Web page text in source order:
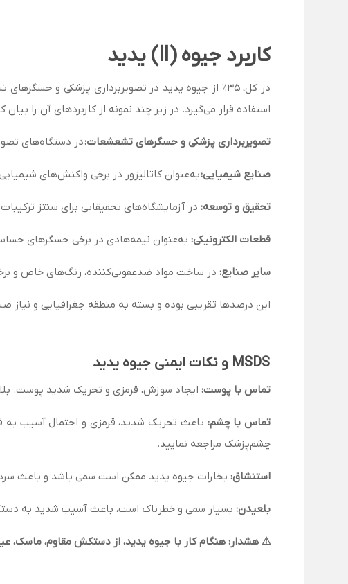
کاربرد جیوه(ll) یدید
استفاده قرار می‌گیرد. در زیر چند نمونه از کاربردهای آن را بیان
تصویربرداری پزشکی و حسگرهای تشعشعات:در دستگاه‌های
صنایع شیمیایی:به‌عنوان کاتالیزور در برخی واکنش‌های
تحقیق و توسعه: در آزمایشگاه‌های تحقیقاتی برای سنتز
قطعات الکترونیکی: به‌عنوان نیمه‌هادی در برخی حسگرهای
سایر صنایع: در ساخت مواد ضدعفونی‌کننده، رنگ‌های خاص و
این درصدها تقریبی بوده و بسته به منطقه جغرافیایی و نیاز
تماس با پوست: ایجاد سوزش، قرمزی و تحریک شدید پوست.
تماس با چشم:
چشم‌پزشک مراجعه نمایید.
استنشاق: بخارات جیوه یدید ممکن است سمی باشد و باعث
بلعیدن: بسیار سمی و خطرناک است، باعث آسیب شدید به
⚠ هشدار: هنگام کار با جیوه یدید، از دستکش مقاوم، ماسک،